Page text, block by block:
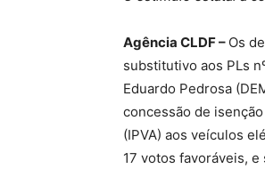
Agência CLDF – Os
substitutivo aos PLs
Eduardo Pedrosa
concessão de
(IPVA) aos veículos
17 votos favoráveis,